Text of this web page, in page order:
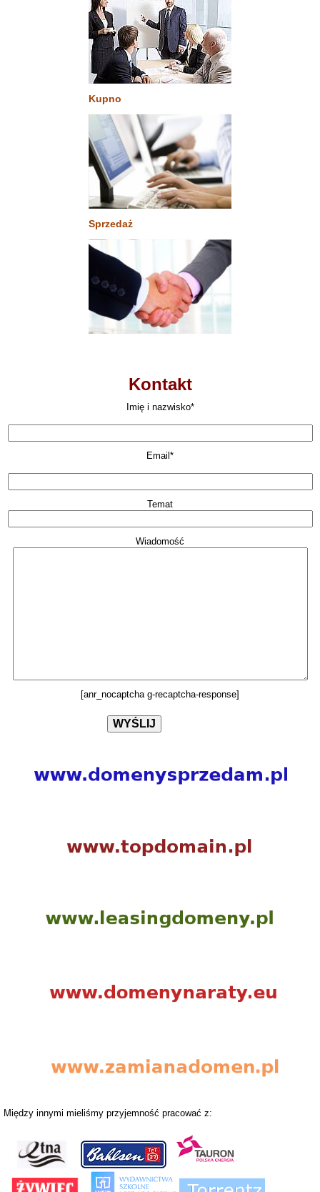
Kupno
Sprzedaż
Kontakt
Imię i nazwisko*
Email*
Temat
Wiadomość
[anr_nocaptcha g-recaptcha-response]
Między innymi mieliśmy przyjemność pracować z: